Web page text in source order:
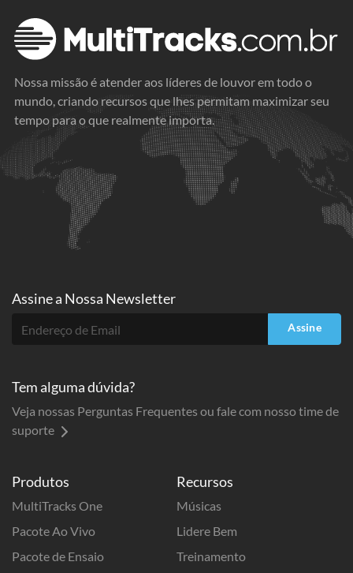
Nossa missão é atender aos líderes de louvor em todo o
mundo, criando recursos que lhes permitam maximizar seu
tempo para o que realmente importa.
Produtos
MultiTracks One
Pacote Ao Vivo
Pacote de Ensaio
Recursos
Músicas
Lidere Bem
Treinamento
Assine a Nossa Newsletter
Assine
Tem alguma dúvida?
Veja nossas Perguntas Frequentes ou fale com nosso time de
suporte